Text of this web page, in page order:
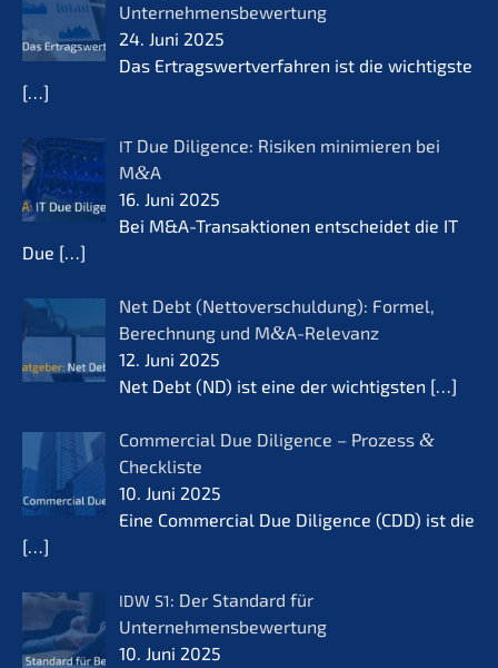
Unternehmensbewertung
24. Juni 2025
Das Ertrags­wert­ver­fah­ren ist die wichtigs­te
[…]
IT Due Diligence: Risiken minimie­ren bei
M&A
16. Juni 2025
Bei M&A-Transaktionen entschei­det die IT
Due […]
Net Debt (Netto­ver­schul­dung): Formel,
Berech­nung und M&A-Relevanz
12. Juni 2025
Net Debt (ND) ist eine der wichtigs­ten […]
Commer­cial Due Diligence – Prozess &
Checkliste
10. Juni 2025
Eine Commer­cial Due Diligence (CDD) ist die
[…]
IDW S1: Der Standard für
Unternehmensbewertung
10. Juni 2025